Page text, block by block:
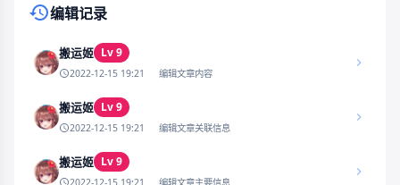
编辑记录
搬运姬 Lv 9
2022-12-15 19:21 编辑文章内容
搬运姬 Lv 9
2022-12-15 19:21 编辑文章关联信息
搬运姬 Lv 9
2022-12-15 19:21